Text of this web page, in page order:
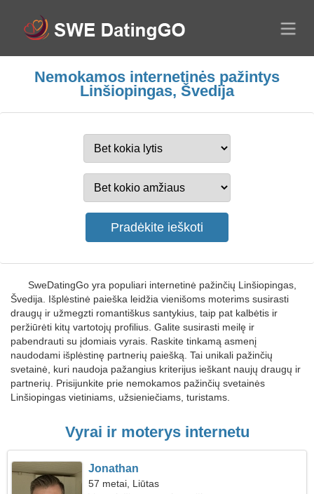
Nemokamos internetinės pažintys
Linšiopingas, Švedija
SweDatingGo yra populiari internetinė pažinčių Linšiopingas,
Švedija. Išplėstinė paieška leidžia vienišoms moterims susirasti
draugų ir užmegzti romantiškus santykius, taip pat kalbėtis ir
peržiūrėti kitų vartotojų profilius. Galite susirasti meilę ir
pabendrauti su įdomiais vyrais. Raskite tinkamą asmenį
naudodami išplėstinę partnerių paiešką. Tai unikali pažinčių
svetainė, kuri naudoja pažangius kriterijus ieškant naujų draugų ir
partnerių. Prisijunkite prie nemokamos pažinčių svetainės
Linšiopingas vietiniams, užsieniečiams, turistams.
Vyrai ir moterys internetu
Jonathan
57 metai, Liūtas